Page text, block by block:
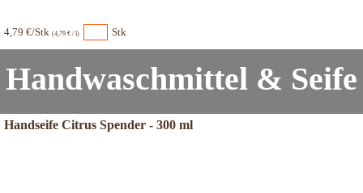
4,79 €/Stk (4,79 € / l) Stk
Handwaschmittel & Seife
Handseife Citrus Spender - 300 ml